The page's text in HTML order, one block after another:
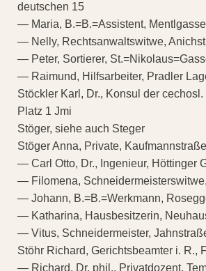
deutschen 15
— Maria, B.=B.=Assistent,
— Nelly, Rechtsanwaltswitwe,
— Peter, Sortierer,
— Raimund, Hilfsarbeiter, Pradler
Stöckler Karl, Dr., Konsul der
Platz 1 Jmi
Stöger, siehe auch Steger
Stöger Anna, Private,
— Carl Otto, Dr., Ingenieur, Höttinger
— Filomena,
— Johann, B.=B.=Werkmann,
— Katharina, Hausbesitzerin,
— Vitus, Schneidermeister,
Stöhr Richard, Gerichtsbeamter i. R.,
— Richard, Dr. phil., Privatdozent,